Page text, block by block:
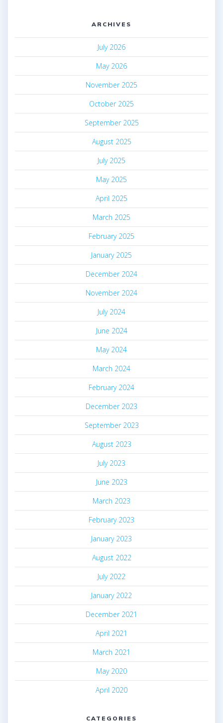
ARCHIVES
July 2026
May 2026
November 2025
October 2025
September 2025
August 2025
July 2025
May 2025
April 2025
March 2025
February 2025
January 2025
December 2024
November 2024
July 2024
June 2024
May 2024
March 2024
February 2024
December 2023
September 2023
August 2023
July 2023
June 2023
March 2023
February 2023
January 2023
August 2022
July 2022
January 2022
December 2021
April 2021
March 2021
May 2020
April 2020
CATEGORIES